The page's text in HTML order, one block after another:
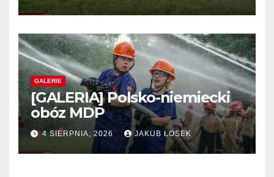
GALERIE
[GALERIA] Polsko-niemiecki
obóz MDP
4 SIERPNIA, 2026 JAKUB ŁOSEK